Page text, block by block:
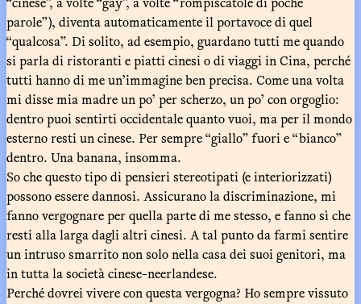
parole”), diventa automaticamente il portavoce di quel
“qualcosa”. Di solito, ad esempio, guardano tutti me quando
si parla di ristoranti e piatti cinesi o di viaggi in Cina, perché
tutti hanno di me un’immagine ben precisa. Come una volta
mi disse mia madre un po’ per scherzo, un po’ con orgoglio:
dentro puoi sentirti occidentale quanto vuoi, ma per il mondo
esterno resti un cinese. Per sempre “giallo” fuori e “bianco”
dentro. Una banana, insomma.
So che questo tipo di pensieri stereotipati (e interiorizzati)
possono essere dannosi. Assicurano la discriminazione, mi
fanno vergognare per quella parte di me stesso, e fanno sì che
resti alla larga dagli altri cinesi. A tal punto da farmi sentire
un intruso smarrito non solo nella casa dei suoi genitori, ma
in tutta la società cinese-neerlandese.
Perché dovrei vivere con questa vergogna? Ho sempre vissuto